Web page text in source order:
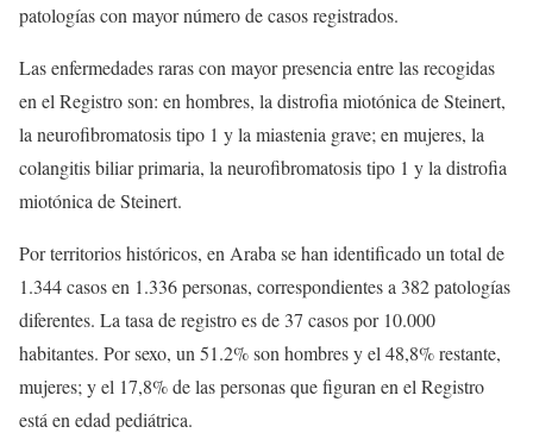
patologías con mayor número de casos registrados.
Las enfermedades raras con mayor presencia entre las recogidas
en el Registro son: en hombres, la distrofia miotónica de Steinert,
la neurofibromatosis tipo 1 y la miastenia grave; en mujeres, la
colangitis biliar primaria, la neurofibromatosis tipo 1 y la distrofia
miotónica de Steinert.
Por territorios históricos, en Araba se han identificado un total de
1.344 casos en 1.336 personas, correspondientes a 382 patologías
diferentes. La tasa de registro es de 37 casos por 10.000
habitantes. Por sexo, un 51.2% son hombres y el 48,8% restante,
mujeres; y el 17,8% de las personas que figuran en el Registro
está en edad pediátrica.